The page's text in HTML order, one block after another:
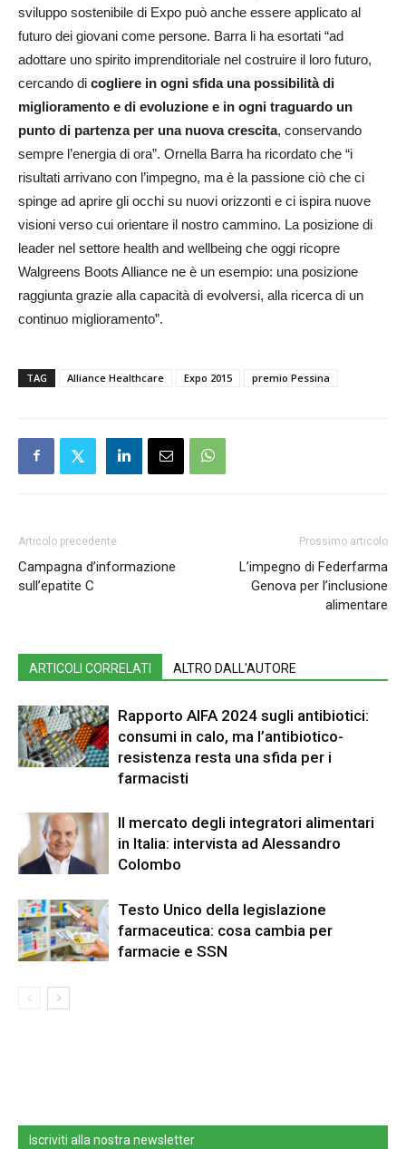
sviluppo sostenibile di Expo può anche essere applicato al
futuro dei giovani come persone. Barra li ha esortati “ad
adottare uno spirito imprenditoriale nel costruire il loro futuro,
cercando di cogliere in ogni sfida una possibilità di
miglioramento e di evoluzione e in ogni traguardo un
punto di partenza per una nuova crescita, conservando
sempre l’energia di ora”. Ornella Barra ha ricordato che “i
risultati arrivano con l’impegno, ma è la passione ciò che ci
spinge ad aprire gli occhi su nuovi orizzonti e ci ispira nuove
visioni verso cui orientare il nostro cammino. La posizione di
leader nel settore health and wellbeing che oggi ricopre
Walgreens Boots Alliance ne è un esempio: una posizione
raggiunta grazie alla capacità di evolversi, alla ricerca di un
continuo miglioramento”.
TAG Alliance Healthcare Expo 2015 premio Pessina
Articolo precedente
Campagna d’informazione
sull’epatite C
Prossimo articolo
L’impegno di Federfarma
Genova per l’inclusione
alimentare
ARTICOLI CORRELATI ALTRO DALL'AUTORE
Rapporto AIFA 2024 sugli antibiotici:
consumi in calo, ma l’antibiotico-
resistenza resta una sfida per i
farmacisti
Il mercato degli integratori alimentari
in Italia: intervista ad Alessandro
Colombo
Testo Unico della legislazione
farmaceutica: cosa cambia per
farmacie e SSN
Iscriviti alla nostra newsletter